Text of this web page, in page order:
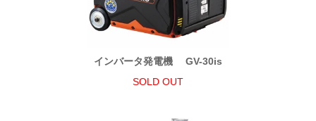
インバータ発電機 GV-30is
SOLD OUT